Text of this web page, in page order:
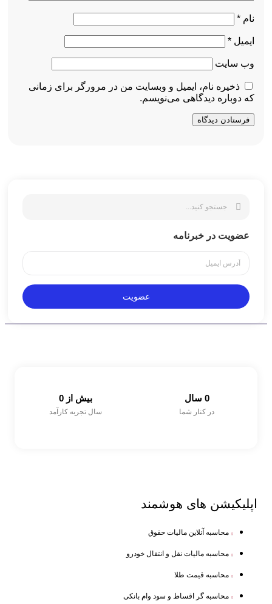
نام *
ایمیل *
وب‌ سایت
ذخیره نام، ایمیل و وبسایت من در مرورگر برای زمانی
که دوباره دیدگاهی می‌نویسم.
عضویت در خبرنامه
عضویت
در کنار شما
0
سال تجربه کارآمد
بیش از 0
اپلیکیشن های هوشمند
محاسبه آنلاین مالیات حقوق
محاسبه مالیات نقل و انتقال خودرو
محاسبه قیمت طلا
محاسبه گر اقساط و سود وام بانکی